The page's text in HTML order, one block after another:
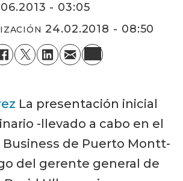
- 03:05
24.02.2018 - 08:50
La presentación inicial
-llevado a cabo en el
Business de Puerto Montt-
del gerente general de